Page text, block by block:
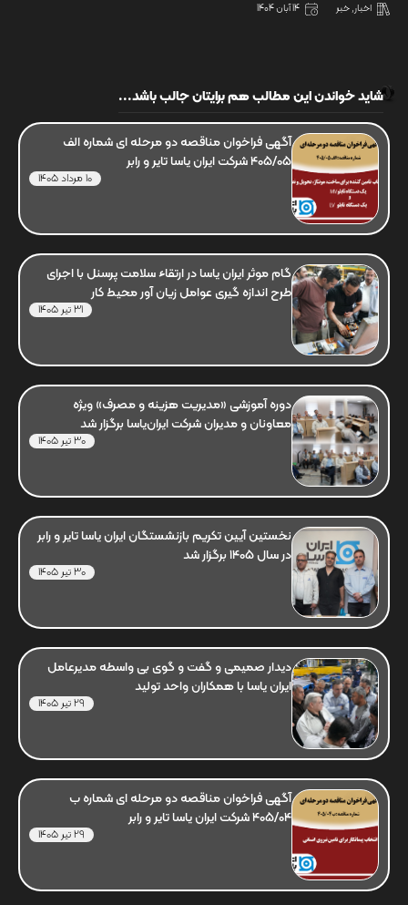
اخبار,خبر 14 آبان 1404
شاید خواندن این مطالب هم برایتان جالب باشد...
آگهی فراخوان مناقصه دو مرحله ای شماره الف
405/05 شرکت ایران یاسا تایر و رابر
10 مرداد 1405
گام موثر ایران یاسا در ارتقاء سلامت پرسنل با اجرای
طرح اندازه گیری عوامل زیان آور محیط کار
31 تیر 1405
دوره آموزشی «مدیریت هزینه و مصرف» ویژه
معاونان و مدیران شرکت ایران‌یاسا برگزار شد
30 تیر 1405
نخستین آیین تکریم بازنشستگان ایران یاسا تایر و رابر
در سال 1405 برگزار شد
30 تیر 1405
دیدار صمیمی و گفت و گوی بی واسطه مدیرعامل
ایران یاسا با همکاران واحد تولید
29 تیر 1405
آگهی فراخوان مناقصه دو مرحله ای شماره ب
405/04 شرکت ایران یاسا تایر و رابر
29 تیر 1405